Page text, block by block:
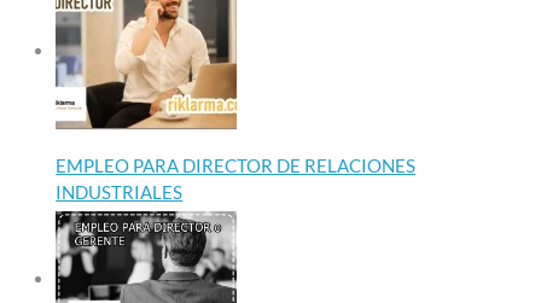
EMPLEO PARA DIRECTOR DE RELACIONES
INDUSTRIALES